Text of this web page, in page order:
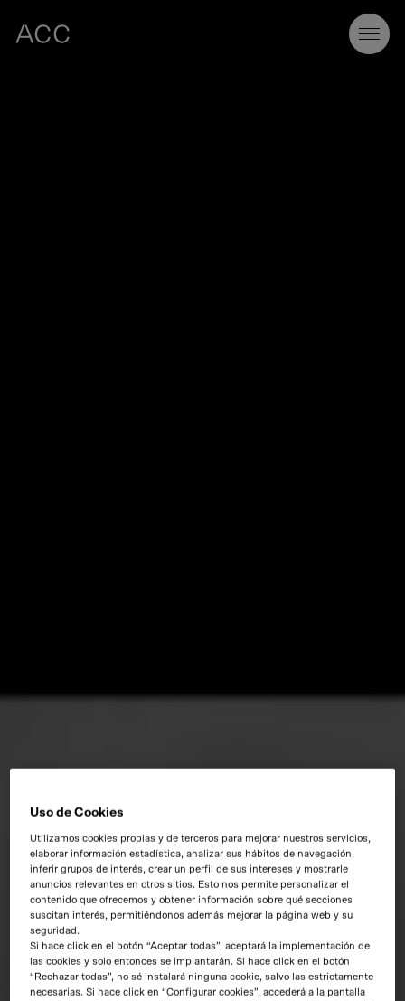
Uso de Cookies
Utilizamos cookies propias y de terceros para mejorar nuestros servicios,
elaborar información estadística, analizar sus hábitos de navegación,
inferir grupos de interés, crear un perfil de sus intereses y mostrarle
anuncios relevantes en otros sitios. Esto nos permite personalizar el
contenido que ofrecemos y obtener información sobre qué secciones
suscitan interés, permitiéndonos además mejorar la página web y su
seguridad.
Si hace click en el botón “Aceptar todas”, aceptará la implementación de
las cookies y solo entonces se implantarán. Si hace click en el botón
“Rechazar todas”, no sé instalará ninguna cookie, salvo las estrictamente
necesarias. Si hace click en “Configurar cookies”, accederá a la pantalla